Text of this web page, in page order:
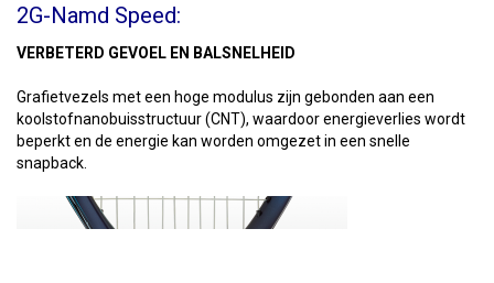
2G-Namd Speed:
VERBETERD GEVOEL EN BALSNELHEID
Grafietvezels met een hoge modulus zijn gebonden aan een
koolstofnanobuisstructuur (CNT), waardoor energieverlies wordt
beperkt en de energie kan worden omgezet in een snelle
snapback.